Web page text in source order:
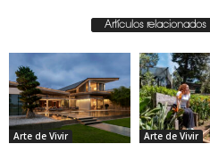
Artículos relacionados
Arte de Vivir Arte de Vivir